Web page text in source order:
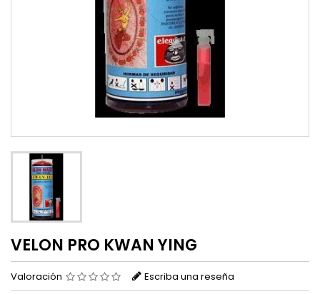
VELON PRO KWAN YING
Valoración Escriba una reseña